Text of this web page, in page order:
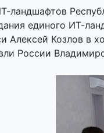
ландшафтов
единого ИТ-
Алексей Козлов в
России